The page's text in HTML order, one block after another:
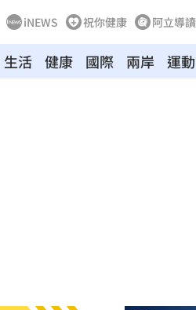
iNEWS 祝你健康 阿立導讀
生活 健康 國際 兩岸 運動